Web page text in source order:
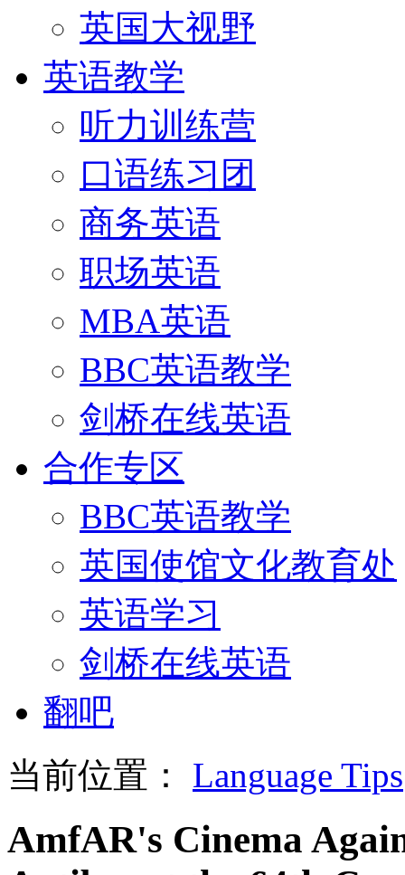
英国大视野
英语教学
听力训练营
口语练习团
商务英语
职场英语
MBA英语
BBC英语教学
剑桥在线英语
合作专区
BBC英语教学
英国使馆文化教育处
英语学习
剑桥在线英语
翻吧
当前位置： Language Tips
AmfAR's Cinema